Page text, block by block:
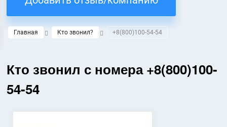
Главная Кто звонил? +8(800)100-54-54
Кто звонил с номера +8(800)100-
54-54